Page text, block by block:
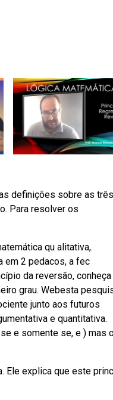
definições sobre as três
Para resolver os
qu alitativa,.
em 2 pedacos, a fec
da reversão, conheça
grau. Webesta
junto aos futuros
e quantitativa.
e somente se, e ) mas
Ele explica que este